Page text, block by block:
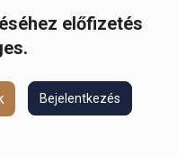
előfizetés
Bejelentkezés